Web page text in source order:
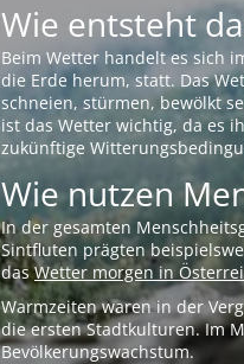
Wie entsteht
Beim Wetter handelt es sich
die Erde herum, statt. Das
schneien, stürmen, bewölkt
ist das Wetter wichtig, da es
zukünftige
Wie nutzen
In der gesamten
Sintfluten prägten
dasWetter morgen in
Warmzeiten waren in der
die ersten Stadtkulturen. Im
Bevölkerungswachstum.